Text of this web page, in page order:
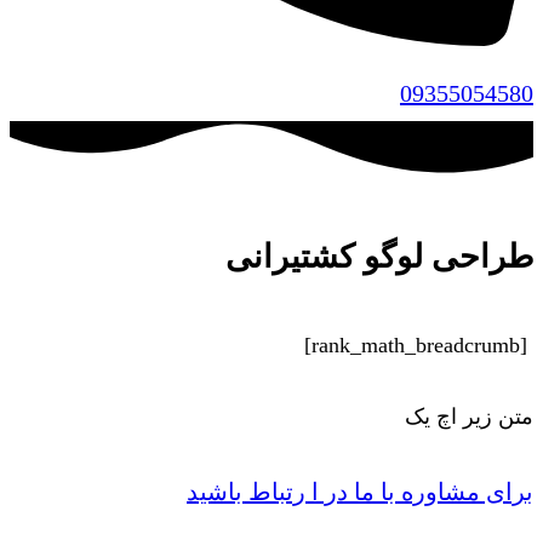
09355054580
طراحی لوگو کشتیرانی
[rank_math_breadcrumb]
متن زیر اچ یک
برای مشاوره با ما در ا رتباط باشید